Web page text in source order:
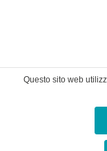
Questo sito web